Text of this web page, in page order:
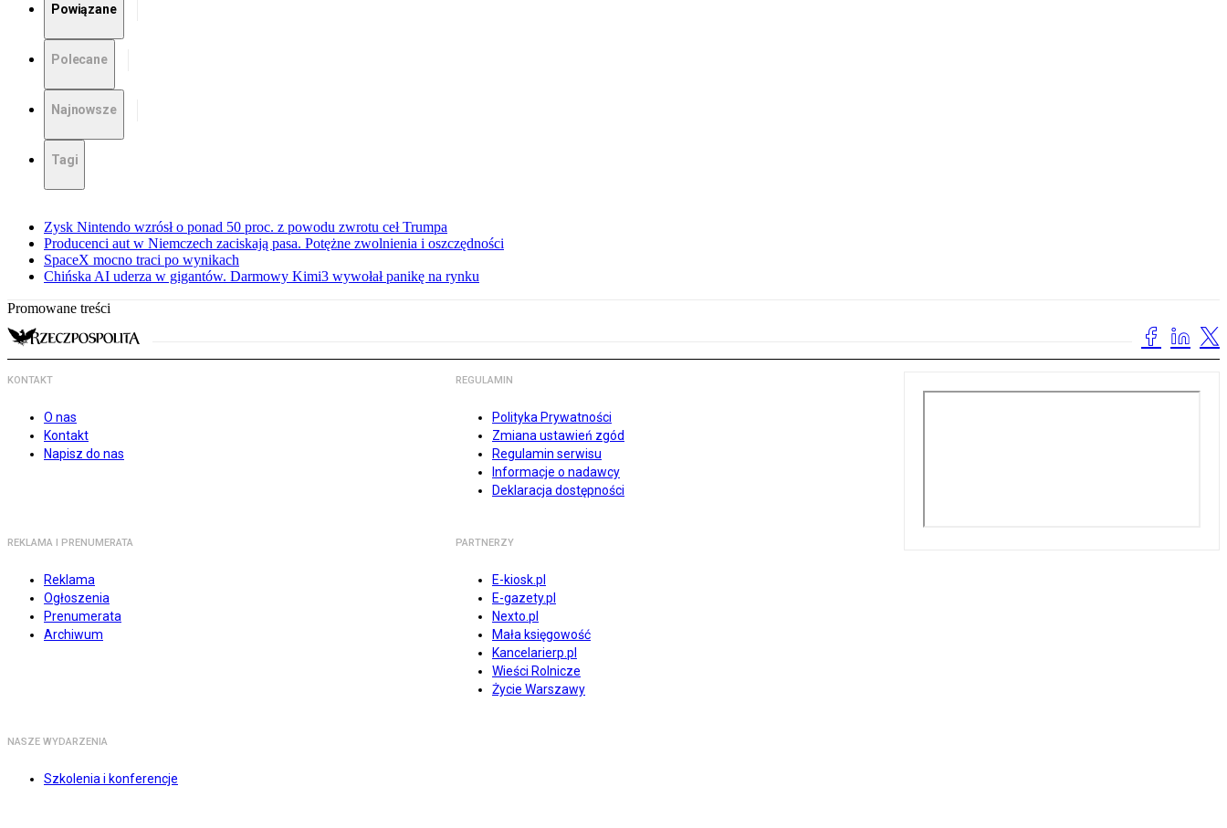
Powiązane
Polecane
Najnowsze
Tagi
Zysk Nintendo wzrósł o ponad 50 proc. z powodu zwrotu ceł Trumpa
Producenci aut w Niemczech zaciskają pasa. Potężne zwolnienia i oszczędności
SpaceX mocno traci po wynikach
Chińska AI uderza w gigantów. Darmowy Kimi3 wywołał panikę na rynku
Promowane treści
KONTAKT
O nas
Kontakt
Napisz do nas
REGULAMIN
Polityka Prywatności
Zmiana ustawień zgód
Regulamin serwisu
Informacje o nadawcy
Deklaracja dostępności
REKLAMA I PRENUMERATA
Reklama
Ogłoszenia
Prenumerata
Archiwum
PARTNERZY
E-kiosk.pl
E-gazety.pl
Nexto.pl
Mała księgowość
Kancelarierp.pl
Wieści Rolnicze
Życie Warszawy
NASZE WYDARZENIA
Szkolenia i konferencje